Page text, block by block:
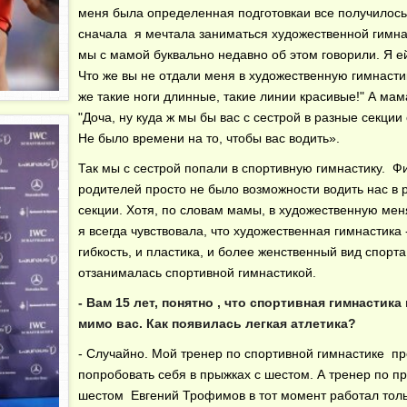
меня была определенная подготовкаи все
сначала я мечтала заниматься художественной
мы с мамой буквально недавно об этом говорили. Я
Что же вы не отдали меня в художественную
же такие ноги длинные, такие линии красивые!" А
"Доча, ну куда ж мы бы вас с сестрой в разные
Не было времени на то, чтобы вас водить».
Так мы с сестрой попали в спортивную гимнастику.
родителей просто не было возможности водить нас в
секции. Хотя, по словам мамы, в художественную
я всегда чувствовала, что художественная
гибкость, и пластика, и более женственный вид
отзанималась спортивной гимнастикой.
- Вам 15 лет, понятно , что спортивная
мимо вас. Как появилась легкая атлетика?
- Случайно. Мой тренер по спортивной гимнастике
попробовать себя в прыжках с шестом. А тренер по
шестом Евгений Трофимов в тот момент работал